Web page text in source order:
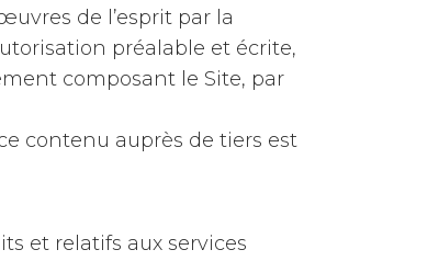
de l’esprit par la
préalable et écrite,
composant le Site, par
contenu auprès de tiers est
et relatifs aux services